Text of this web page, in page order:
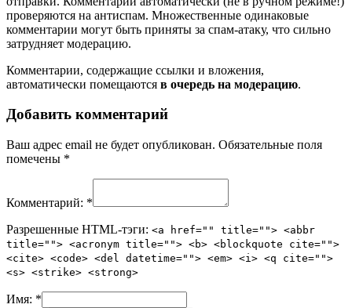
проверяются на антиспам. Множественные одинаковые
комментарии могут быть приняты за спам-атаку, что сильно
затрудняет модерацию.
Комментарии, содержащие ссылки и вложения,
автоматически помещаются в очередь на модерацию.
Добавить комментарий
Ваш адрес email не будет опубликован. Обязательные поля
помечены *
Комментарий: *
Разрешенные HTML-тэги: <a href="" title=""> <abbr
title=""> <acronym title=""> <b> <blockquote cite="">
<cite> <code> <del datetime=""> <em> <i> <q cite="">
<s> <strike> <strong>
Имя: *